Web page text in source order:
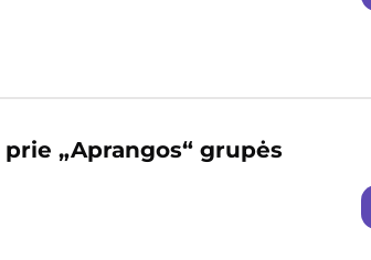
„Aprangos“ grupės